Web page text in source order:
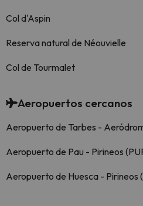
Col d'Aspin
Reserva natural de Néouvielle
Col de Tourmalet
Aeropuertos cercanos
Aeropuerto de Tarbes -
Aeropuerto de Pau - Pirineos
Aeropuerto de Huesca - Pirineos